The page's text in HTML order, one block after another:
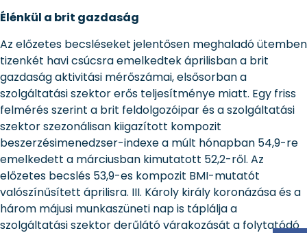
Élénkül a brit gazdaság
Az előzetes becsléseket jelentősen meghaladó ütemben
tizenkét havi csúcsra emelkedtek áprilisban a brit
gazdaság aktivitási mérőszámai, elsősorban a
szolgáltatási szektor erős teljesítménye miatt. Egy friss
felmérés szerint a brit feldolgozóipar és a szolgáltatási
szektor szezonálisan kiigazított kompozit
beszerzésimenedzser-indexe a múlt hónapban 54,9-re
emelkedett a márciusban kimutatott 52,2-ről. Az
előzetes becslés 53,9-es kompozit BMI-mutatót
valószínűsített áprilisra. III. Károly király koronázása és a
három májusi munkaszüneti nap is táplálja a
szolgáltatási szektor derűlátó várakozását a folytatódó